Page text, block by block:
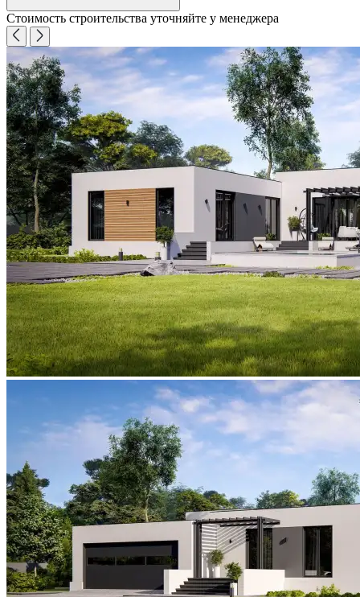
Стоимость строительства уточняйте у менеджера